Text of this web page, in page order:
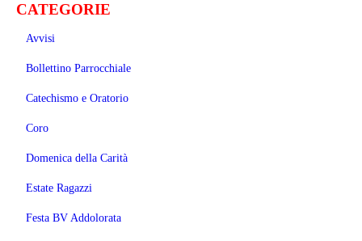
CATEGORIE
Avvisi
Bollettino Parrocchiale
Catechismo e Oratorio
Coro
Domenica della Carità
Estate Ragazzi
Festa BV Addolorata